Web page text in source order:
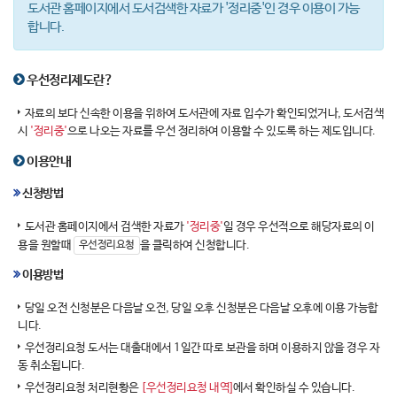
도서관 홈페이지에서 도서검색한 자료가 '정리중'인 경우 이용이 가능
합니다.
우선정리제도란?
자료의 보다 신속한 이용을 위하여 도서관에 자료 입수가 확인되었거나, 도서검색
시 '정리중'으로 나오는 자료를 우선 정리하여 이용할 수 있도록 하는 제도입니다.
이용안내
신청방법
도서관 홈페이지에서 검색한 자료가 '정리중'일 경우 우선적으로 해당자료의 이
용을 원할때
우선정리요청 을 클릭하여 신청합니다.
이용방법
당일 오전 신청분은 다음날 오전, 당일 오후 신청분은 다음날 오후에 이용 가능합
니다.
우선정리요청 도서는 대출대에서 1일간 따로 보관을 하며 이용하지 않을 경우 자
동 취소됩니다.
우선정리요청 처리현황은 [우선정리요청 내역] 에서 확인하실 수 있습니다.